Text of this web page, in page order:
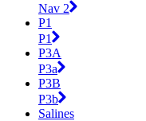
Nav 2
P1
P1
P3A
P3a
P3B
P3b
Salines